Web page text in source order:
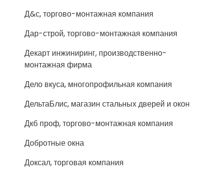
Д&с, торгово-монтажная компания
Дар-строй, торгово-монтажная компания
Декарт инжиниринг, производственно-
монтажная фирма
Дело вкуса, многопрофильная компания
ДельтаБлис, магазин стальных дверей и окон
Дкб проф, торгово-монтажная компания
Добротные окна
Доксал, торговая компания